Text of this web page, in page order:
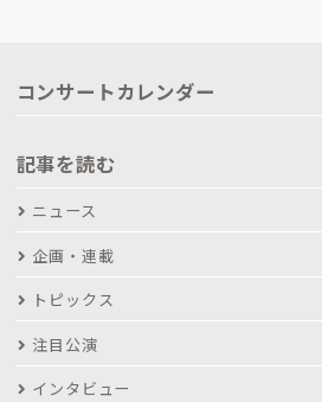
コンサートカレンダー
記事を読む
ニュース
企画・連載
トピックス
注目公演
インタビュー